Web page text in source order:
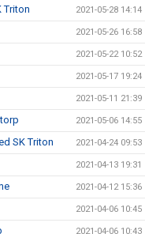
Triton 2021-05-28 14:14
2021-05-26 16:58
2021-05-22 10:52
2021-05-17 19:24
2021-05-11 21:39
2021-05-06 14:55
SK Triton 2021-04-24 09:53
2021-04-13 19:31
2021-04-12 15:36
2021-04-06 10:45
2021-04-06 10:43